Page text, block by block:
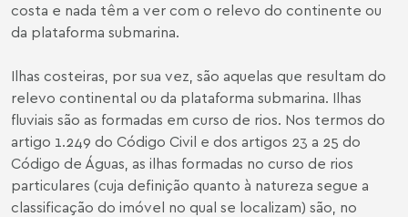
costa e nada têm a ver com o relevo do continente ou
da plataforma submarina.
Ilhas costeiras, por sua vez, são aquelas que resultam do
relevo continental ou da plataforma submarina. Ilhas
fluviais são as formadas em curso de rios. Nos termos do
artigo 1.249 do Código Civil e dos artigos 23 a 25 do
Código de Águas, as ilhas formadas no curso de rios
particulares (cuja definição quanto à natureza segue a
classificação do imóvel no qual se localizam) são, no